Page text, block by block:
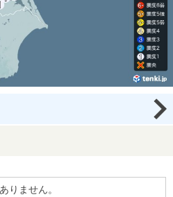
りません。